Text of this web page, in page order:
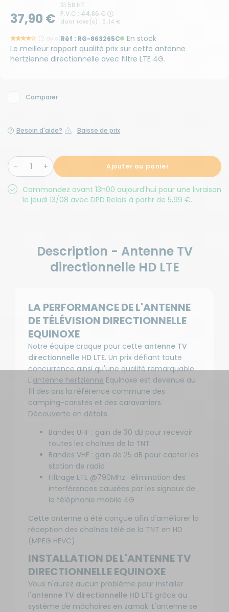
37,90 €
31.58 HT
P.V.C : 44,86 €
dont taxe(s) : 0 ,14 €
(2 avis)Réf : RG-863265C
En stock
Le meilleur rapport qualité prix sur cette antenne
hertzienne directionnelle avec filtre LTE 4G.
Comparer
Besoin d'aide? Baisse de prix
Ajouter au panier
Commandez avant 13h00 aujourd'hui pour une livraison
le jeudi 13/08 avec DPD Relais à partir de 5,99 €.
Description - Antenne TV
directionnelle HD LTE
LA PERFORMANCE DE L'ANTENNE
DE TÉLÉVISION DIRECTIONNELLE
EQUINOXE
Notre équipe craque pour cette antenne TV
directionnelle HD LTE. Un prix défiant toute
concurrence ainsi qu'une qualité remarquable.
L'antenne hertzienne Equinoxe est devenue au
fil des ans la référence commune des
camping-caristes et des caravaniers.
Découverte en détails.
Bandes UHF : gain de 30 dB pour recevoir
toutes les chaînes de la TNT
Bandes VHF : gain de 25 dB pour capter les
station de radio
Filtrage LTE @790Mhz : élimination des
interférences causées par les signaux de
la téléphonie mobile 4G
Cette antenne a été conçue afin d'améliorer la
réception des chaînes télé de la TNT en HD
(MPEG HEVC).
INSTALLATION DE L'ANTENNE TV
DIRECTIONNELLE EQUINOXE
Vous n'aurez aucun problème pour installer
l'antenne TV directionnelle HD LTE grâce au
système de mâchoires en zamak. L'antenne se